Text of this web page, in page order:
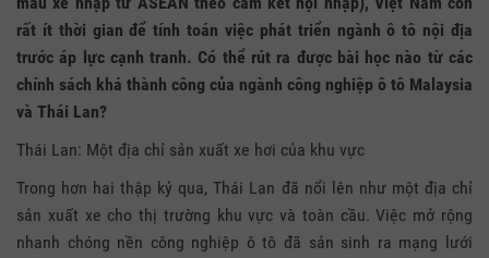
rất ít thời gian để tính toán việc phát triển ngành ô tô nội địa
trước áp lực cạnh tranh. Có thể rút ra được bài học nào từ các
chính sách khá thành công của ngành công nghiệp ô tô Malaysia
và Thái Lan?
Thái Lan: Một địa chỉ sản xuất xe hơi của khu vực
Trong hơn hai thập kỷ qua, Thái Lan đã nổi lên như một địa chỉ
sản xuất xe cho thị trường khu vực và toàn cầu. Việc mở rộng
nhanh chóng nền công nghiệp ô tô đã sản sinh ra mạng lưới